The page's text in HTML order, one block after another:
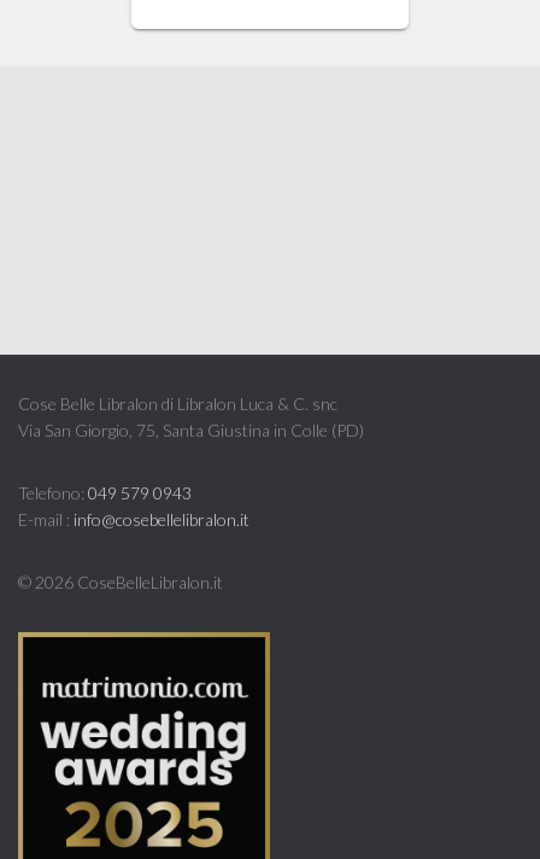
Cose Belle Libralon di Libralon Luca & C. snc
Via San Giorgio, 75, Santa Giustina in Colle (PD)
Telefono: 049 579 0943
E-mail : info@cosebellelibralon.it
© 2026 CoseBelleLibralon.it